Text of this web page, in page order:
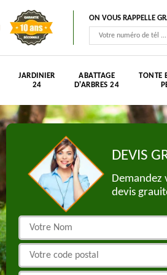
ON VOUS RAPPELLE
JARDINIER
24
ABATTAGE
D'ARBRES 24
TONTE
DEVIS
Demandez
devis